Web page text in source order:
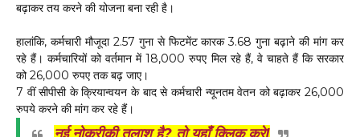
बढ़ाकर तय करने की योजना बना रही है।
हालांकि, कर्मचारी मौजूदा 2.57 गुना से फिटमेंट कारक 3.68 गुना बढ़ाने की मांग कर
रहे हैं। कर्मचारियों को वर्तमान में 18,000 रुपए मिल रहे हैं, वे चाहते हैं कि सरकार
को 26,000 रुपए तक बढ़ जाए।
7 वीं सीपीसी के क्रियान्वयन के बाद से कर्मचारी न्यूनतम वेतन को बढ़ाकर 26,000
रुपये करने की मांग कर रहे हैं।